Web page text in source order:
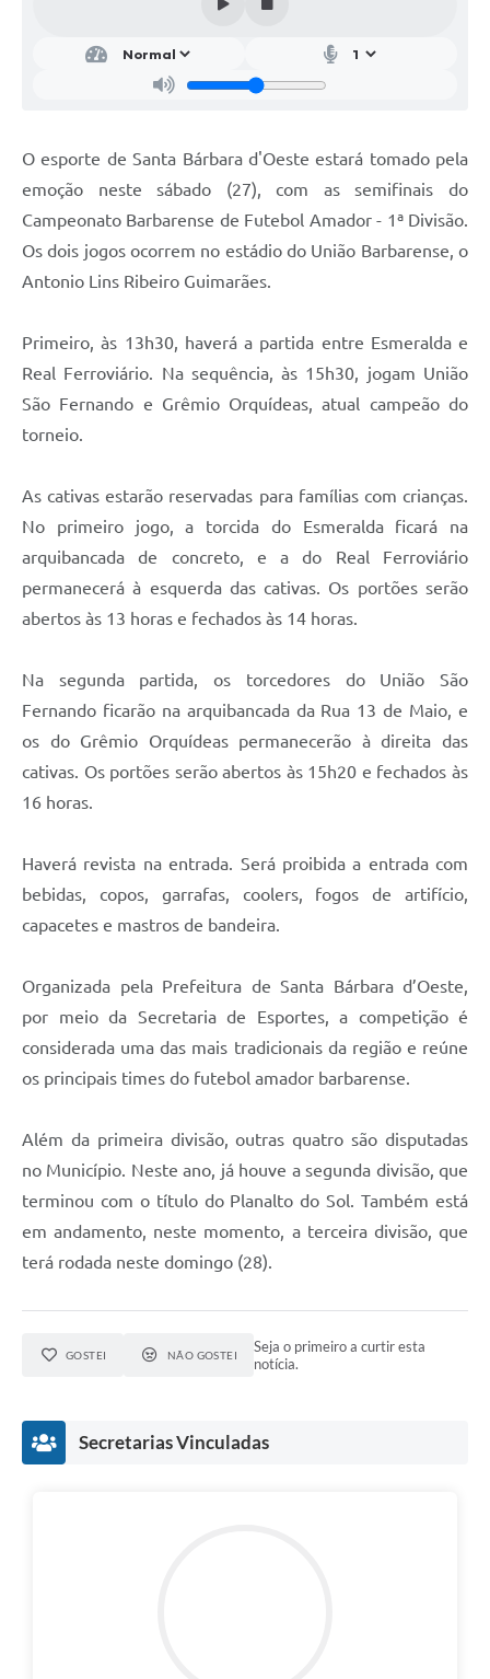
Parcerias com Organização da Sociedade Civil (OSC)
Conselhos Municipais
Principal
Galeria de Fotos
Galeria de Vídeos
Links
Agenda
Contato
Plano de Contratações Anuais
O esporte de Santa Bárbara d'Oeste estará tomado pela
emoção neste sábado (27), com as semifinais do
Campeonato Barbarense de Futebol Amador - 1ª Divisão.
Os dois jogos ocorrem no estádio do União Barbarense, o
Antonio Lins Ribeiro Guimarães.
Primeiro, às 13h30, haverá a partida entre Esmeralda e
Real Ferroviário. Na sequência, às 15h30, jogam União
São Fernando e Grêmio Orquídeas, atual campeão do
torneio.
As cativas estarão reservadas para famílias com crianças.
No primeiro jogo, a torcida do Esmeralda ficará na
arquibancada de concreto, e a do Real Ferroviário
permanecerá à esquerda das cativas. Os portões serão
abertos às 13 horas e fechados às 14 horas.
Na segunda partida, os torcedores do União São
Fernando ficarão na arquibancada da Rua 13 de Maio, e
os do Grêmio Orquídeas permanecerão à direita das
cativas. Os portões serão abertos às 15h20 e fechados às
16 horas.
Haverá revista na entrada. Será proibida a entrada com
bebidas, copos, garrafas, coolers, fogos de artifício,
capacetes e mastros de bandeira.
Organizada pela Prefeitura de Santa Bárbara d’Oeste,
por meio da Secretaria de Esportes, a competição é
considerada uma das mais tradicionais da região e reúne
os principais times do futebol amador barbarense.
Além da primeira divisão, outras quatro são disputadas
no Município. Neste ano, já houve a segunda divisão, que
terminou com o título do Planalto do Sol. Também está
em andamento, neste momento, a terceira divisão, que
terá rodada neste domingo (28).
GOSTEI NÃO GOSTEI
Seja o primeiro a curtir esta
notícia.
Secretarias Vinculadas